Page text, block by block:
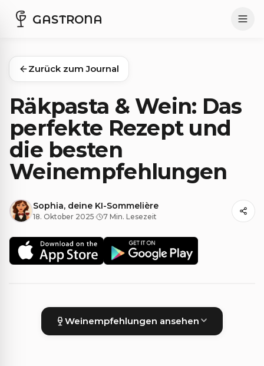
GASTRONA
Zurück zum Journal
Räkpasta & Wein: Das
perfekte Rezept und
die besten
Weinempfehlungen
Sophia, deine KI-Sommelière
18. Oktober 2025· 7 Min. Lesezeit
Weinempfehlungen ansehen